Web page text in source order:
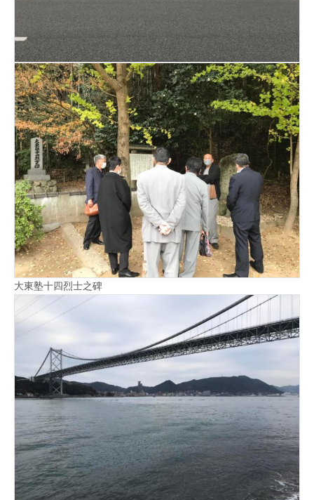
大東塾十四烈士之碑